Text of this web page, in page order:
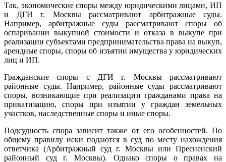
Так, экономические споры между юридическими лицами, ИП
и ДГИ г. Москвы рассматривают арбитражные суды.
Например, арбитражные суды рассматривают споры об
оспаривании выкупной стоимости и отказа в выкупе при
реализации субъектами предпринимательства права на выкуп,
арендные споры, споры об изъятии имущества у юридических
лиц и ИП.
Гражданские споры с ДГИ г. Москвы рассматривают
районные суды. Например, районные суды рассматривают
споры, возникающие при реализации гражданами права на
приватизацию, споры при изъятии у граждан земельных
участков, наследственные споры и иные споры.
Подсудность спора зависит также от его особенностей. По
общему правилу иски подаются в суд по месту нахождения
ответчика (Арбитражный суд г. Москвы или Пресненский
районный суд г. Москвы). Однако споры о правах на